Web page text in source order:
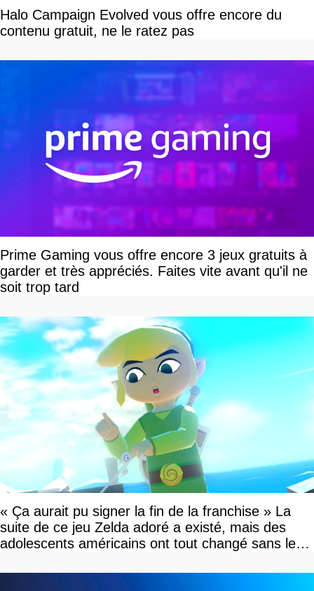
Halo Campaign Evolved vous offre encore du
contenu gratuit, ne le ratez pas
Prime Gaming vous offre encore 3 jeux gratuits à
garder et très appréciés. Faites vite avant qu'il ne
soit trop tard
« Ça aurait pu signer la fin de la franchise » La
suite de ce jeu Zelda adoré a existé, mais des
adolescents américains ont tout changé sans le